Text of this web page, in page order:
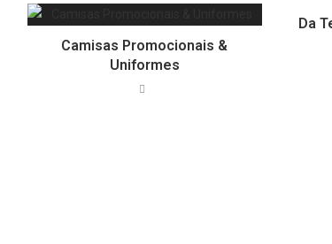
Camisas Promocionais &
Uniformes
Da